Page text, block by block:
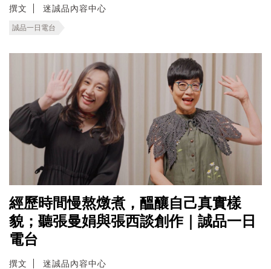
撰文 迷誠品內容中心
誠品一日電台
經歷時間慢熬燉煮，醞釀自己真實樣
貌；聽張曼娟與張西談創作｜誠品一日
電台
撰文 迷誠品內容中心